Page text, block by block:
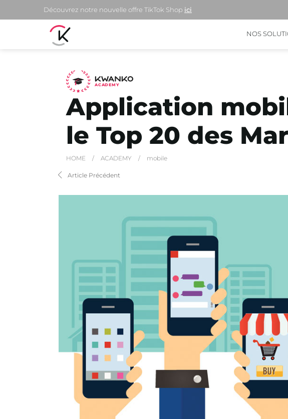
NOS
Découvrez notre nouvelle offre TikTok Shop ici
ACADEMY
Application
le Top 20 des
HOME / ACADEMY / mobile
Article Précédent